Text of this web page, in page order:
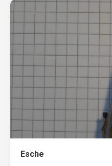
Esche